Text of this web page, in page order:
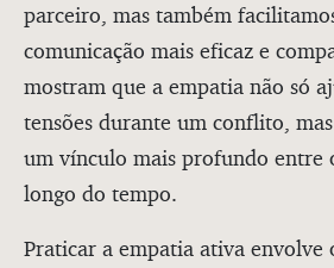
parceiro, mas também
comunicação mais eficaz e
mostram que a empatia não só
tensões durante um conflito,
um vínculo mais profundo entre
longo do tempo.
Praticar a empatia ativa envolve